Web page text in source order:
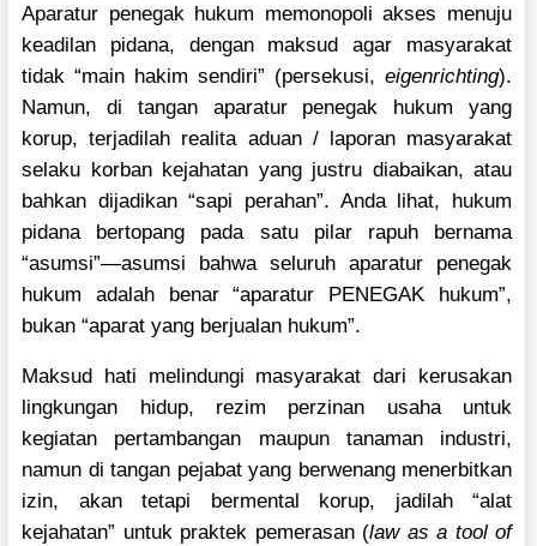
Aparatur penegak hukum memonopoli akses menuju
keadilan pidana, dengan maksud agar masyarakat
tidak “main hakim sendiri” (persekusi, eigenrichting).
Namun, di tangan aparatur penegak hukum yang
korup, terjadilah realita aduan / laporan masyarakat
selaku korban kejahatan yang justru diabaikan, atau
bahkan dijadikan “sapi perahan”. Anda lihat, hukum
pidana bertopang pada satu pilar rapuh bernama
“asumsi”—asumsi bahwa seluruh aparatur penegak
hukum adalah benar “aparatur PENEGAK hukum”,
bukan “aparat yang berjualan hukum”.
Maksud hati melindungi masyarakat dari kerusakan
lingkungan hidup, rezim perzinan usaha untuk
kegiatan pertambangan maupun tanaman industri,
namun di tangan pejabat yang berwenang menerbitkan
izin, akan tetapi bermental korup, jadilah “alat
kejahatan” untuk praktek pemerasan (law as a tool of